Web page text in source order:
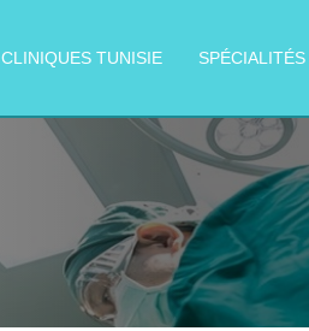
CLINIQUES TUNISIE SPÉCIALITÉS